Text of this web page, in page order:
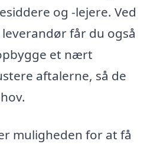
og -lejere. Ved
får du også
et nært
aftalerne, så de
muligheden for at få